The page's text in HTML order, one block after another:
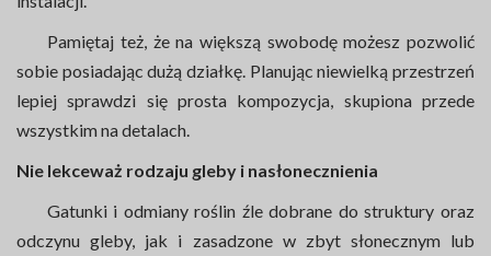
Pamiętaj też, że na większą swobodę możesz pozwolić
sobie posiadając dużą działkę. Planując niewielką przestrzeń
lepiej sprawdzi się prosta kompozycja, skupiona przede
wszystkim na detalach.
Nie lekceważ rodzaju gleby i nasłonecznienia
Gatunki i odmiany roślin źle dobrane do struktury oraz
odczynu gleby, jak i zasadzone w zbyt słonecznym lub